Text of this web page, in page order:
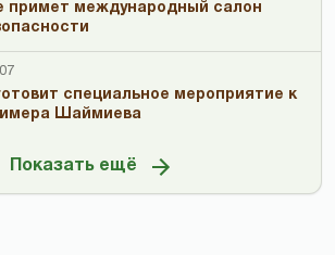
примет международный салон
специальное мероприятие к
Шаймиева
Показать ещё